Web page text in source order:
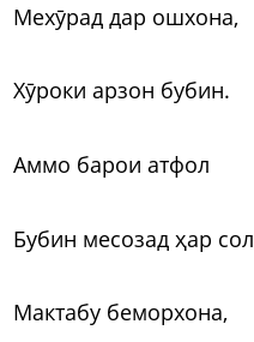
Мехӯрад дар ошхона,
Хӯроки арзон бубин.
Аммо барои атфол
Бубин месозад ҳар сол
Мактабу беморхона,